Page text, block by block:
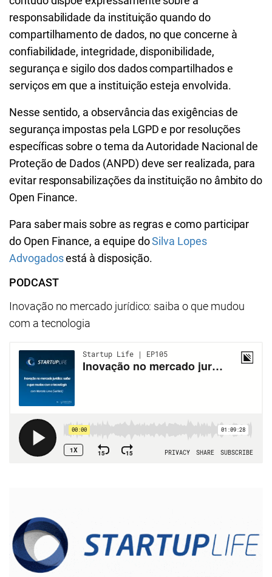
responsabilidade da instituição quando do
compartilhamento de dados, no que concerne à
confiabilidade, integridade, disponibilidade,
segurança e sigilo dos dados compartilhados e
serviços em que a instituição esteja envolvida.
Nesse sentido, a observância das exigências de
segurança impostas pela LGPD e por resoluções
específicas sobre o tema da Autoridade Nacional de
Proteção de Dados (ANPD) deve ser realizada, para
evitar responsabilizações da instituição no âmbito do
Open Finance.
Para saber mais sobre as regras e como participar
do Open Finance, a equipe doSilva Lopes
Advogadosestá à disposição.
PODCAST
Inovação no mercado jurídico: saiba o que mudou
com a tecnologia